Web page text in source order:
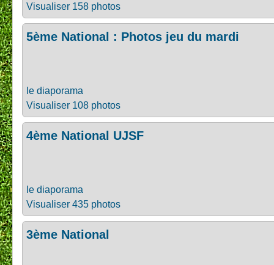
Visualiser 158 photos
5ème National : Photos jeu du mardi
le diaporama
Visualiser 108 photos
4ème National UJSF
le diaporama
Visualiser 435 photos
3ème National